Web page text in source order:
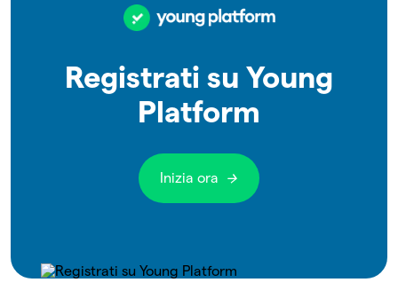
Registrati su Young
Platform
Inizia ora